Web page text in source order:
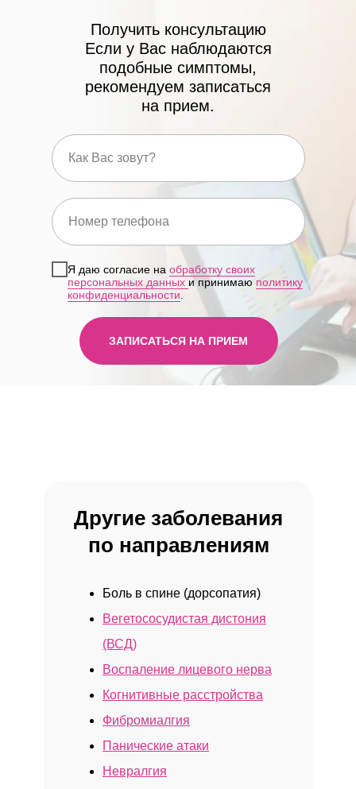
Получить консультацию
Если у Вас наблюдаются
подобные симптомы,
рекомендуем записаться
на прием.
Я даю согласие на обработку своих
персональных данных и принимаюполитику
конфиденциальности
ЗАПИСАТЬСЯ НА ПРИЕМ
Другие заболевания
по направлениям
Боль в спине (дорсопатия)
Вегетососудистая дистония
(ВСД)
Воспаление лицевого нерва
Когнитивные расстройства
Фибромиалгия
Панические атаки
Невралгия
ЛИЦЕНЗИИ